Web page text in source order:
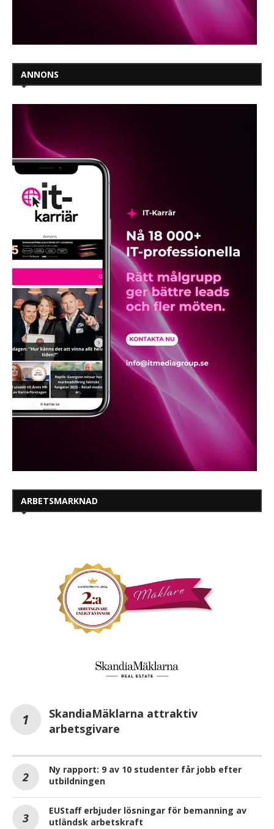
ANNONS
ARBETSMARKNAD
SkandiaMäklarna attraktiv
arbetsgivare
Ny rapport: 9 av 10 studenter får jobb efter
utbildningen
EUStaff erbjuder lösningar för bemanning av
utländsk arbetskraft